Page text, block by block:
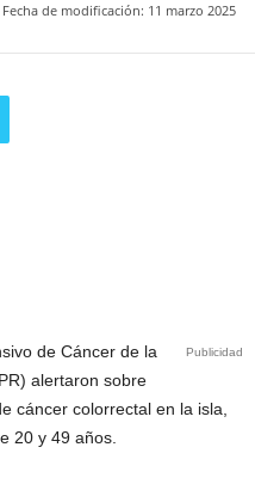
Fecha de modificación: 11 marzo 2025
Publicidad
de Cáncer de la
alertaron sobre
cáncer colorrectal en la isla,
20 y 49 años.